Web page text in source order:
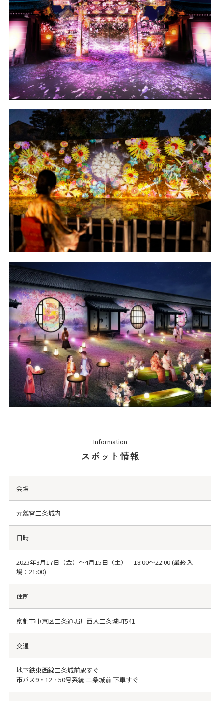
Information
スポット情報
会場
元離宮二条城内
日時
2023年3月17日（金）〜4月15日（土） 18:00～22:00 (最終入
場：21:00)
住所
京都市中京区二条通堀川西入二条城町541
交通
地下鉄東西線二条城前駅すぐ
市バス9・12・50号系統 二条城前 下車すぐ